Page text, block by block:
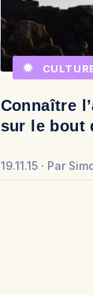
Connaître
sur le bout
19.11.15 Par